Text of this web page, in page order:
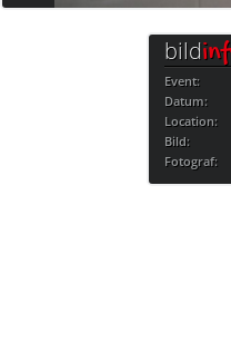
bild
Event:
Datum:
Location:
Bild:
Fotograf: